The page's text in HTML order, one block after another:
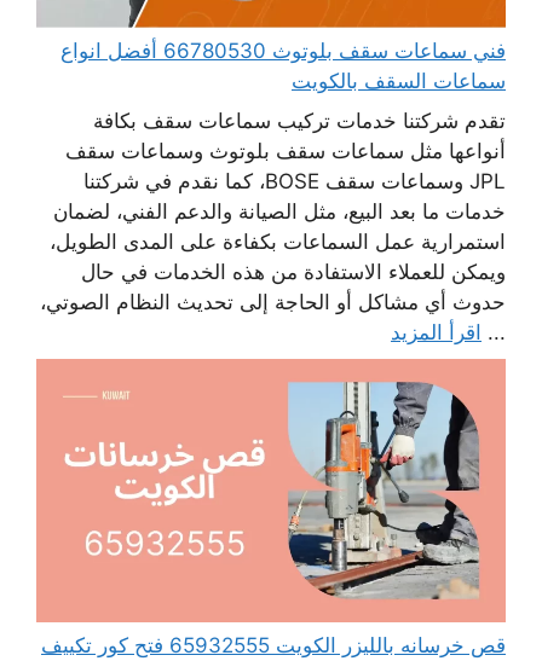
فني سماعات سقف بلوتوث 66780530 أفضل انواع
سماعات السقف بالكويت
تقدم شركتنا خدمات تركيب سماعات سقف بكافة
أنواعها مثل سماعات سقف بلوتوث وسماعات سقف
JPL وسماعات سقف BOSE، كما نقدم في شركتنا
خدمات ما بعد البيع، مثل الصيانة والدعم الفني، لضمان
استمرارية عمل السماعات بكفاءة على المدى الطويل،
ويمكن للعملاء الاستفادة من هذه الخدمات في حال
حدوث أي مشاكل أو الحاجة إلى تحديث النظام الصوتي،
... اقرأ المزيد
قص خرسانه بالليزر الكويت 65932555 فتح كور تكييف